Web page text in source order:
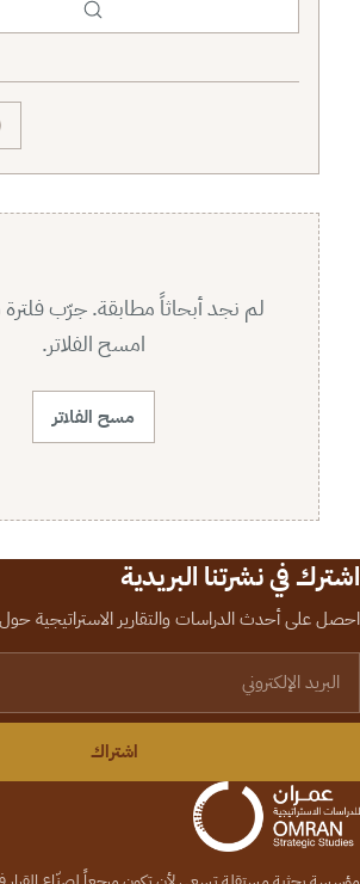
لم نجد أبحاثاً مطابقة. جرّب
امسح الفلاتر.
مسح الفلاتر
اشترك في نشرتنا البريدية
احصل على أحدث الدراسات والتقارير الاستراتيجية
اشتراك